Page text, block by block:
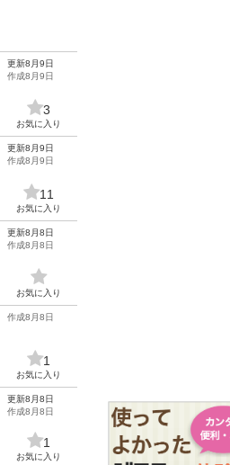
更新8月9日
作成8月9日
3
お気に入り
更新8月9日
作成8月9日
11
お気に入り
更新8月8日
作成8月8日
お気に入り
作成8月8日
1
お気に入り
更新8月8日
作成8月8日
1
お気に入り